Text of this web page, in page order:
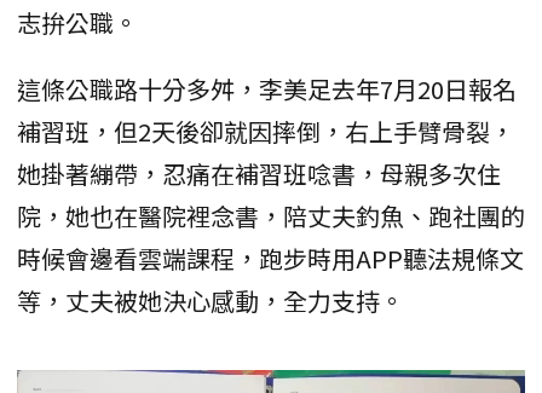
志拚公職。
這條公職路十分多舛，李美足去年7月20日報名
補習班，但2天後卻就因摔倒，右上手臂骨裂，
她掛著繃帶，忍痛在補習班唸書，母親多次住
院，她也在醫院裡念書，陪丈夫釣魚、跑社團的
時候會邊看雲端課程，跑步時用APP聽法規條文
等，丈夫被她決心感動，全力支持。